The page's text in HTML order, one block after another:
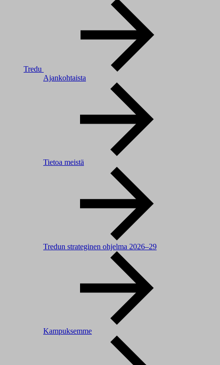
Tredu
Ajankohtaista
Tietoa meistä
Tredun strateginen ohjelma 2026–29
Kampuksemme